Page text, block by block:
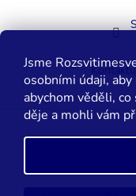
Jsme
osobními údaji,
abychom věděli,
děje a mohli vám